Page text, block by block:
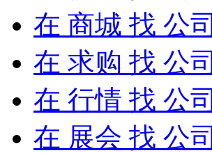
在 商城 找 公司
在 求购 找 公司
在 行情 找 公司
在 展会 找 公司